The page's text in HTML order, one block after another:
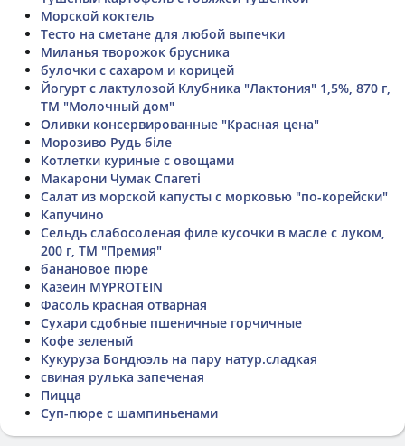
Морской коктель
Тесто на сметане для любой выпечки
Миланья творожок брусника
булочки с сахаром и корицей
Йогурт с лактулозой Клубника "Лактония" 1,5%, 870 г,
ТМ "Молочный дом"
Оливки консервированные "Красная цена"
Морозиво Рудь біле
Котлетки куриные с овощами
Макарони Чумак Спагеті
Салат из морской капусты с морковью "по-корейски"
Капучино
Сельдь слабосоленая филе кусочки в масле с луком,
200 г, ТМ "Премия"
банановое пюре
Казеин MYPROTEIN
Фасоль красная отварная
Сухари сдобные пшеничные горчичные
Кофе зеленый
Кукуруза Бондюэль на пару натур.сладкая
свиная рулька запеченая
Пицца
Суп-пюре с шампиньенами